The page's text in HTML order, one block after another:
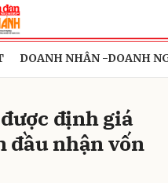
DOANH NHÂN -DOANH
định giá
đầu nhận vốn